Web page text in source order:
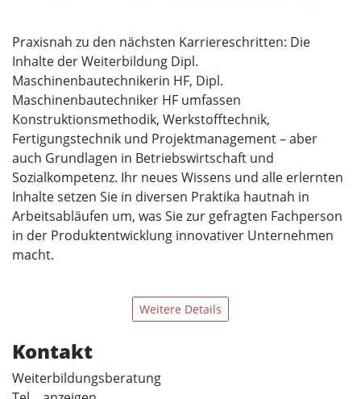
Praxisnah zu den nächsten Karriereschritten: Die
Inhalte der Weiterbildung Dipl.
Maschinenbautechnikerin HF, Dipl.
Maschinenbautechniker HF umfassen
Konstruktionsmethodik, Werkstofftechnik,
Fertigungstechnik und Projektmanagement – aber
auch Grundlagen in Betriebswirtschaft und
Sozialkompetenz. Ihr neues Wissens und alle erlernten
Inhalte setzen Sie in diversen Praktika hautnah in
Arbeitsabläufen um, was Sie zur gefragten Fachperson
in der Produktentwicklung innovativer Unternehmen
macht.
Weitere Details
Kontakt
Weiterbildungsberatung